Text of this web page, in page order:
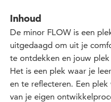
Inhoud
De minor FLOW is een
uitgedaagd om uit je
te ontdekken en jouw
Het is een plek waar je
en te reflecteren. Een
van je eigen